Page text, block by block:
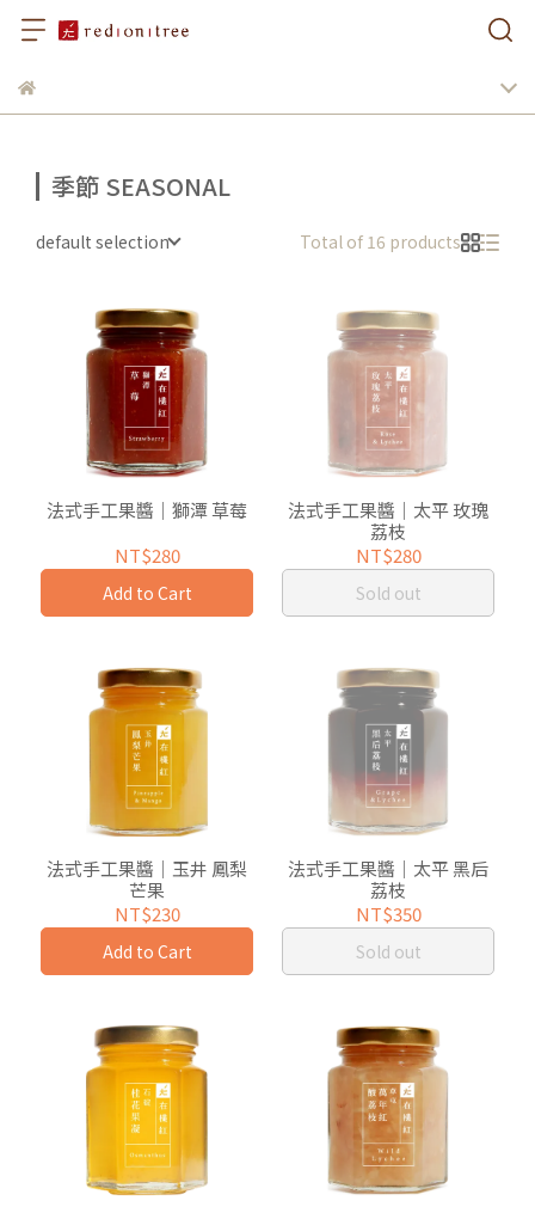
季節 SEASONAL
default selection Total of 16 products
法式手工果醬｜獅潭 草莓
NT$280
Add to Cart
法式手工果醬｜太平 玫瑰
荔枝
NT$280
Sold out
法式手工果醬｜玉井 鳳梨
芒果
NT$230
Add to Cart
法式手工果醬｜太平 黑后
荔枝
NT$350
Sold out